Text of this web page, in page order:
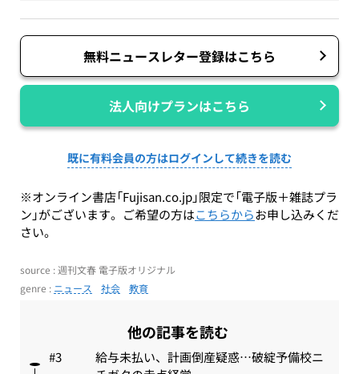
無料ニュースレター登録はこちら
法人向けプランはこちら
既に有料会員の方はログインして続きを読む
※オンライン書店「Fujisan.co.jp」限定で「電子版＋雑誌プラ
ン」がございます。ご希望の方はこちらからお申し込みくだ
さい。
source : 週刊文春 電子版オリジナル
genre : ニュース 社会 教育
他の記事を読む
給与未払い、計画倒産疑惑…破綻予備校ニ